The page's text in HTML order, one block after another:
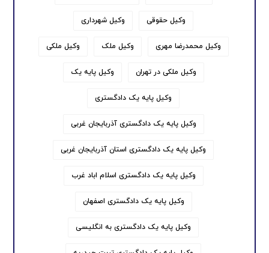
وکیل حقوقی وکیل شهرداری
وکیل محمدرضا مهری وکیل ملک وکیل ملکی
وکیل ملکی در تهران وکیل پایه یک
وکیل پایه یک دادگستری
وکیل پایه یک دادگستری آذربایجان غربی
وکیل پایه یک دادگستری استان آذربایجان غربی
وکیل پایه یک دادگستری اسلام اباد غرب
وکیل پایه یک دادگستری اصفهان
وکیل پایه یک دادگستری به انگلیسی